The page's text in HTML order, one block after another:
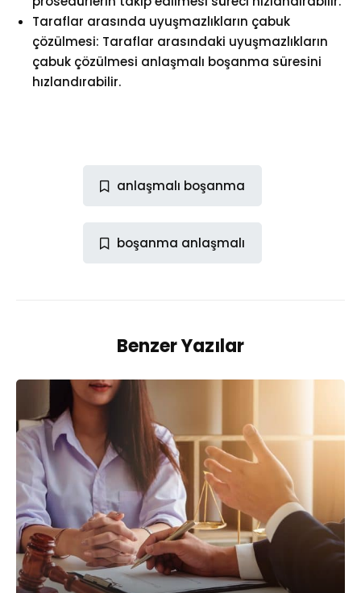
Taraflar arasında uyuşmazlıkların çabuk
çözülmesi: Taraflar arasındaki uyuşmazlıkların
çabuk çözülmesi anlaşmalı boşanma süresini
hızlandırabilir.
anlaşmalı boşanma
boşanma anlaşmalı
Benzer Yazılar